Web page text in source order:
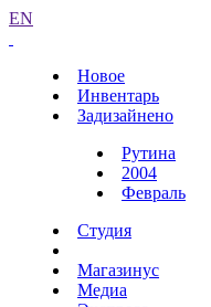
EN
Новое
Инвентарь
Задизайнено
Рутина
2004
Февраль
Студия
Магазинус
Медиа